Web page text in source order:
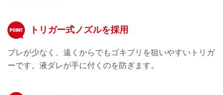
トリガー式ノズルを採用
ブレが少なく、遠くからでもゴキブリを狙いやすいトリガ
ーです。液ダレが手に付くのを防ぎます。